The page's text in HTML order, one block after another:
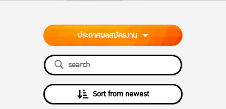
ประกาศผลสมัครงาน
Sort from newest